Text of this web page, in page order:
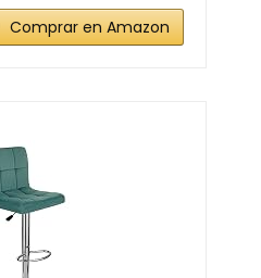
Comprar en Amazon